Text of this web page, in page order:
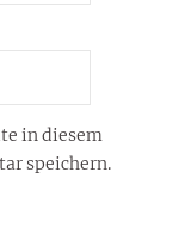
in diesem
speichern.